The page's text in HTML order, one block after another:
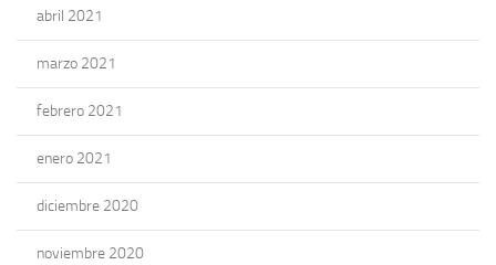
abril 2021
marzo 2021
febrero 2021
enero 2021
diciembre 2020
noviembre 2020